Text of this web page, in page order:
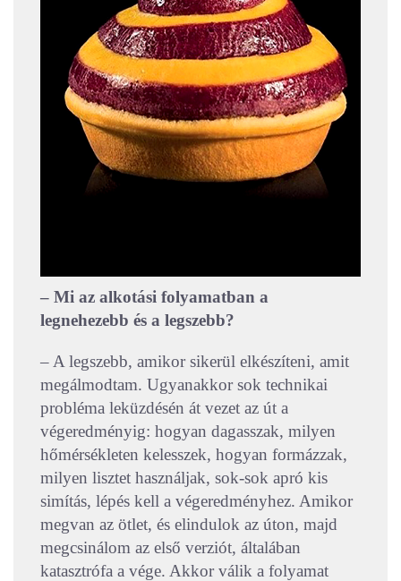
– Mi az alkotási folyamatban a
legnehezebb és a legszebb?
– A legszebb, amikor sikerül elkészíteni, amit
megálmodtam. Ugyanakkor sok technikai
probléma leküzdésén át vezet az út a
végeredményig: hogyan dagasszak, milyen
hőmérsékleten kelesszek, hogyan formázzak,
milyen lisztet használjak, sok-sok apró kis
simítás, lépés kell a végeredményhez. Amikor
megvan az ötlet, és elindulok az úton, majd
megcsinálom az első verziót, általában
katasztrófa a vége. Akkor válik a folyamat